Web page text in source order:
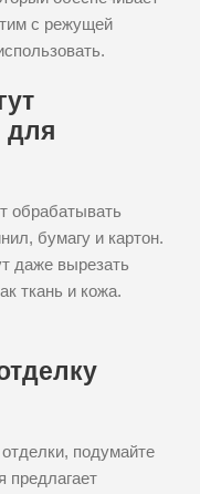
с режущей
для
обрабатывать
бумагу и картон.
даже вырезать
ткань и кожа.
подумайте
предлагает